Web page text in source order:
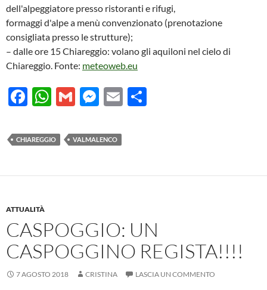
dell'alpeggiatore presso ristoranti e rifugi,
formaggi d'alpe a menù convenzionato (prenotazione
consigliata presso le strutture);
– dalle ore 15 Chiareggio: volano gli aquiloni nel cielo di
Chiareggio. Fonte: meteoweb.eu
F
e
b
o
k
W
at
s
A
G
ail
M
se
n
g
E
vi
CHIAREGGIO VALMALENCO
ATTUALITÀ
CASPOGGIO: UN
CASPOGGINO REGISTA!!!!
7 AGOSTO 2018 CRISTINA LASCIA UN COMMENTO